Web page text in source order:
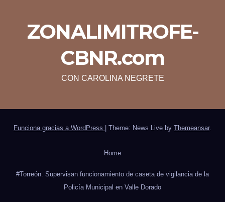
ZONALIMITROFE-
CBNR.com
CON CAROLINA NEGRETE
Funciona gracias a WordPress Theme: News Live by Themeansar.
Home
#Torreón. Supervisan funcionamiento de caseta de vigilancia de la
Policía Municipal en Valle Dorado